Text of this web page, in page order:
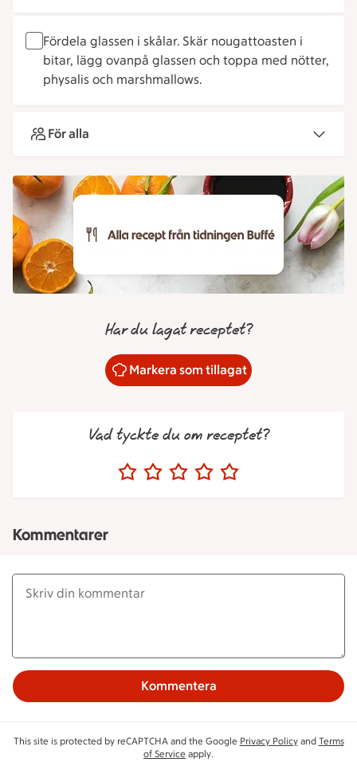
Fördela glassen i skålar. Skär nougattoasten i
bitar, lägg ovanpå glassen och toppa med nötter,
physalis och marshmallows.
För alla
Har du lagat receptet?
Markera som tillagat
Vad tyckte du om receptet?
Kommentarer
Kommentera
This site is protected by reCAPTCHA and the Google Privacy Policyand Terms
of Service apply.